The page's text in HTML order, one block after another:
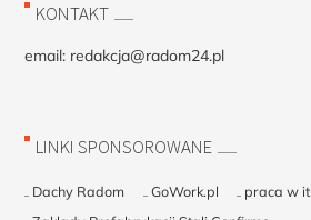
KONTAKT
email: redakcja@radom24.pl
LINKI SPONSOROWANE
Dachy Radom GoWork.pl praca w it